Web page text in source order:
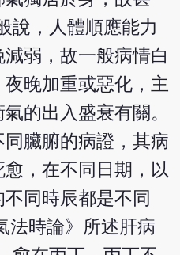
說，人體順應能力
弱，故一般病情白
晚加重或惡化，主
的出入盛衰有關。
臟腑的病證，其病
，在不同日期，以
同時辰都是不同
法時論》所述肝病